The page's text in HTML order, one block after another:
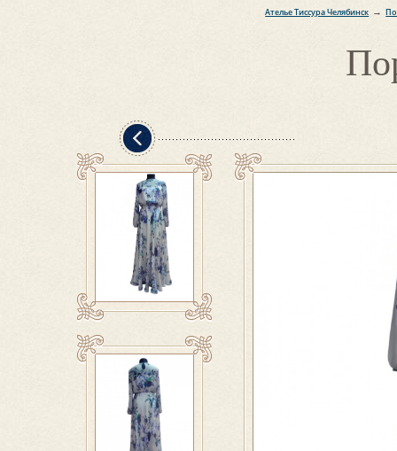
Ателье Тиссура Челябинск →